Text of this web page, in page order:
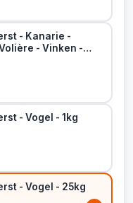
- Kanarie -
- Vinken -
- Vogel - 1kg
- Vogel - 25kg